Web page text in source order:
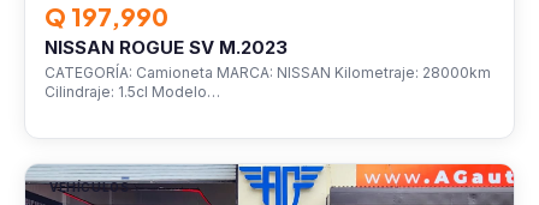
Q 197,990
NISSAN ROGUE SV M.2023
CATEGORÍA: Camioneta MARCA: NISSAN Kilometraje: 28000km
Cilindraje: 1.5cl Modelo…
VEHÍCULOS